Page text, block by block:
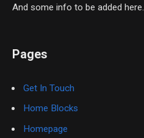
And some info to be added here.
Pages
Get In Touch
Home Blocks
Homepage